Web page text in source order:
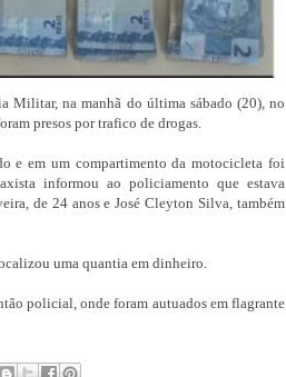
Militar, na manhã do última sábado (20), no
presos por trafico de drogas.
e em um compartimento da motocicleta foi
informou ao policiamento que estava
de 24 anos e José Cleyton Silva, também
uma quantia em dinheiro.
policial, onde foram autuados em flagrante